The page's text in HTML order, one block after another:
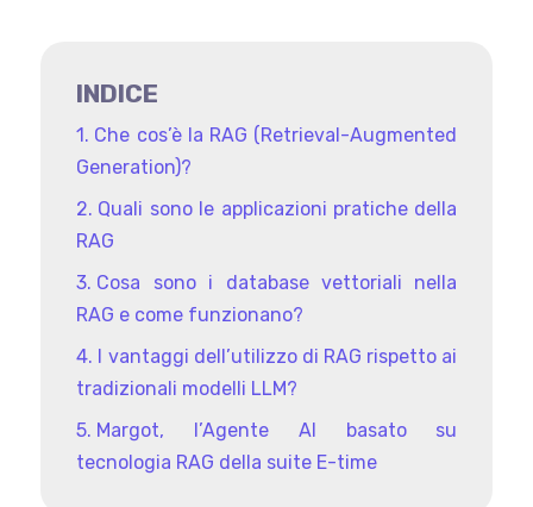
INDICE
Che cos’è la RAG (Retrieval-Augmented
Generation)?
Quali sono le applicazioni pratiche della
RAG
Cosa sono i database vettoriali nella
RAG e come funzionano?
I vantaggi dell’utilizzo di RAG rispetto ai
tradizionali modelli LLM?
Margot, l’Agente AI basato su
tecnologia RAG della suite E-time